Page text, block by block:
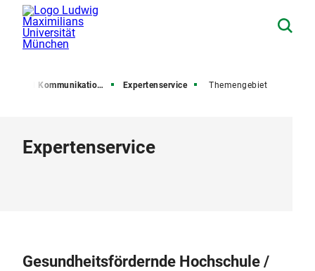
und Kommunikation (PuK) Expertenservice Themengebiet
Expertenservice
Gesundheitsfördernde Hochschule /